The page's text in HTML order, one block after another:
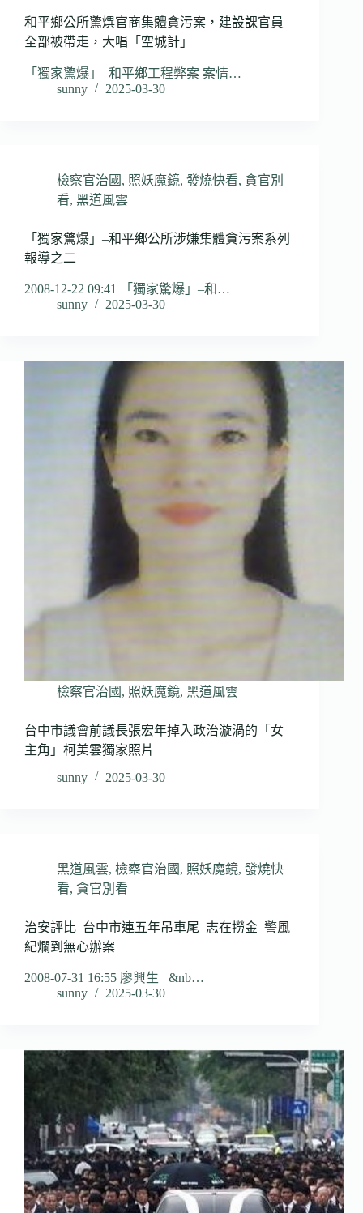
和平鄉公所驚熼官商集體貪污案，建設課官員
全部被帶走，大唱「空城計」
「獨家驚爆」–和平鄉工程弊案 案情…
sunny
2025-03-30
檢察官治國 , 照妖魔鏡, 發燒快看, 貪官別
看, 黑道風雲
「獨家驚爆」–和平鄉公所涉嫌集體貪污案系列
報導之二
2008-12-22 09:41 「獨家驚爆」–和…
sunny
2025-03-30
檢察官治國 , 照妖魔鏡, 黑道風雲
台中市議會前議長張宏年掉入政治漩渦的「女
主角」柯美雲獨家照片
sunny
2025-03-30
黑道風雲, 檢察官治國 , 照妖魔鏡, 發燒快
看, 貪官別看
治安評比 台中市連五年吊車尾 志在撈金 警風
紀爛到無心辦案
2008-07-31 16:55 廖興生 &nb…
sunny
2025-03-30